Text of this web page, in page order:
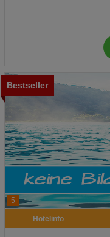
5
Bestseller
Hotelinfo